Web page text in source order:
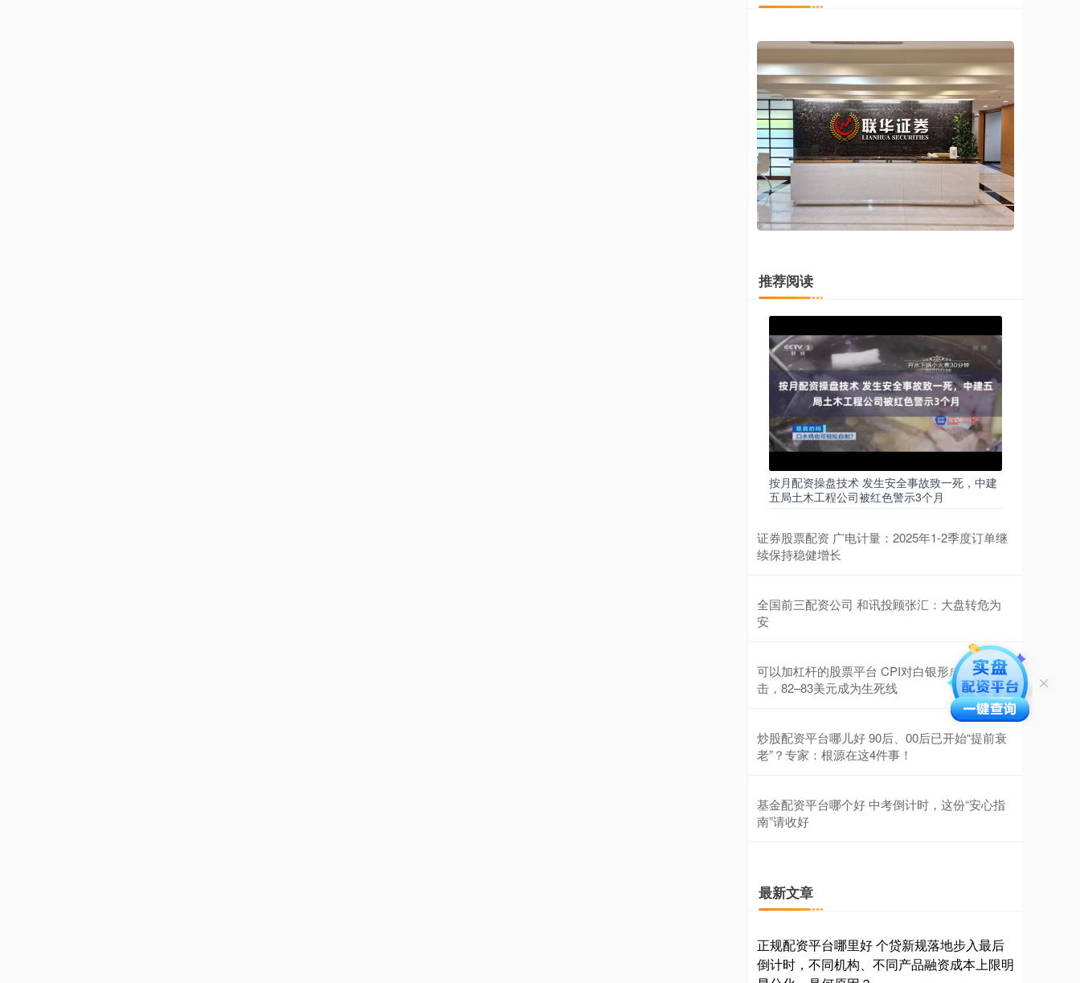
推荐阅读
按月配资操盘技术 发生安全事故致一死，中建
五局土木工程公司被红色警示3个月
证券股票配资 广电计量：2025年1-2季度订单继
续保持稳健增长
全国前三配资公司 和讯投顾张汇：大盘转危为
安
可以加杠杆的股票平台 CPI对白银形成多空冲
击，82–83美元成为生死线
炒股配资平台哪儿好 90后、00后已开始“提前衰
老”？专家：根源在这4件事！
基金配资平台哪个好 中考倒计时，这份“安心指
南”请收好
最新文章
正规配资平台哪里好 个贷新规落地步入最后
倒计时，不同机构、不同产品融资成本上限明